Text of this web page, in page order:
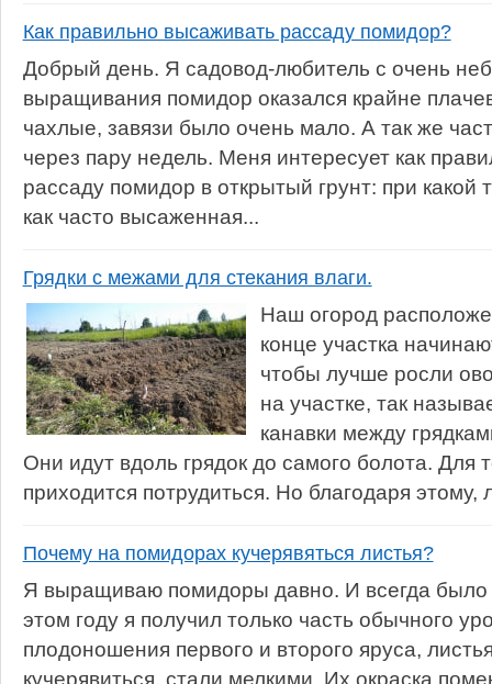
Как правильно высаживать рассаду помидор?
Добрый день. Я садовод-любитель с очень
выращивания помидор оказался крайне
чахлые, завязи было очень мало. А так же
через пару недель. Меня интересует как
рассаду помидор в открытый грунт: при какой
как часто высаженная...
Грядки с межами для стекания влаги.
Наш огород
конце участка
чтобы лучше росли
на участке, так
канавки между
Они идут вдоль грядок до самого болота. Для
приходится потрудиться. Но благодаря этому,
Почему на помидорах кучерявяться листья?
Я выращиваю помидоры давно. И всегда было
этом году я получил только часть обычного
плодоношения первого и второго яруса,
кучерявиться, стали мелкими. Их окраска